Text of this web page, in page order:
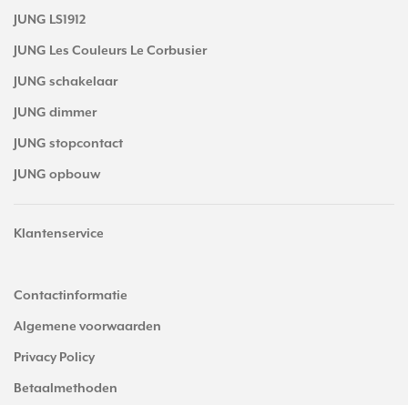
JUNG LS1912
JUNG Les Couleurs Le Corbusier
JUNG schakelaar
JUNG dimmer
JUNG stopcontact
JUNG opbouw
Klantenservice
Contactinformatie
Algemene voorwaarden
Privacy Policy
Betaalmethoden